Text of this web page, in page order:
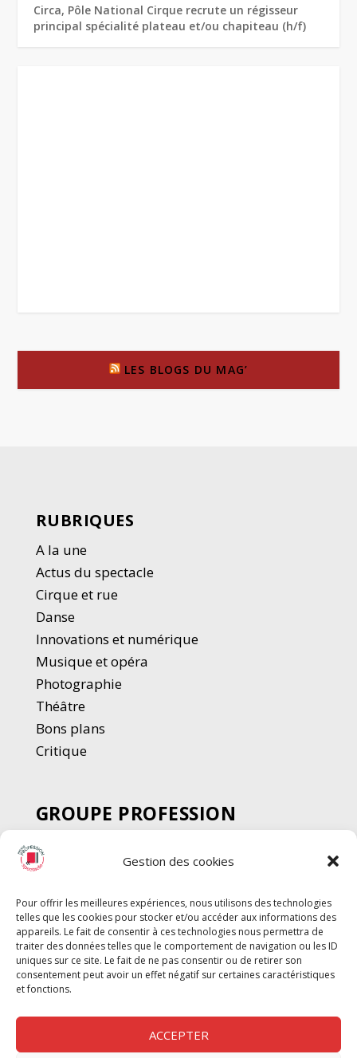
Gestion des cookies
Pour offrir les meilleures expériences, nous utilisons des technologies
telles que les cookies pour stocker et/ou accéder aux informations des
appareils. Le fait de consentir à ces technologies nous permettra de
traiter des données telles que le comportement de navigation ou les ID
uniques sur ce site. Le fait de ne pas consentir ou de retirer son
consentement peut avoir un effet négatif sur certaines caractéristiques
et fonctions.
ACCEPTER
Circa, Pôle National Cirque recrute un régisseur
principal spécialité plateau et/ou chapiteau (h/f)
LES BLOGS DU MAG’
RUBRIQUES
A la une
Actus du spectacle
Cirque et rue
Danse
Innovations et numérique
Musique et opéra
Photographie
Théâtre
Bons plans
Critique
GROUPE PROFESSION
SPECTACLE
Chèque Intermittents
Chèque Compta
Chèque Emploi Spectacle
G-Pods
Profession Audio-visuel